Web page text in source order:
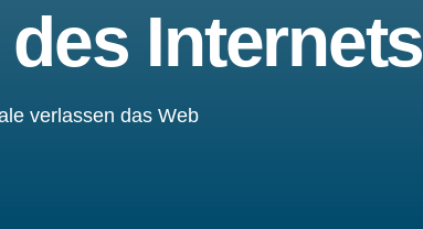
Internets
verlassen das Web